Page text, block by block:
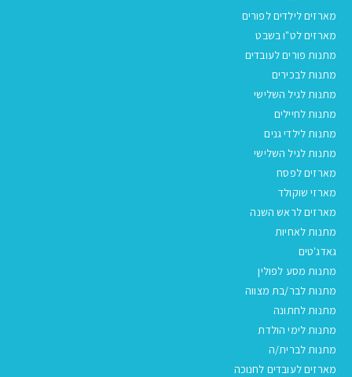
מארזים לילדים לפורים
מארזים לט"ו בשבט
מתנות פורים לעובדים
מתנות לבכירים
מתנות לגיל השלישי
מתנות לחיילים
מתנות לילדי גנים
מתנות לגיל השלישי
מארזים לפסח
מארזי שוקולד
מארזים לראש השנה
מתנות לאחיות
גאדג'טים
מתנות מסע לפולין
מתנות לבר/בת מצווה
מתנות לחתונה
מתנות לימי הולדת
מתנות לברית/ה
מארזים לעובדים לחנוכה